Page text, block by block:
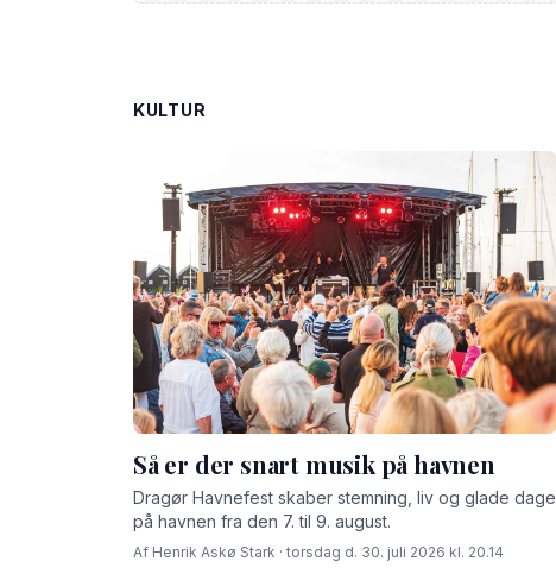
KULTUR
Så er der snart musik på havnen
Dragør Havnefest skaber stemning, liv og glade dage
på havnen fra den 7. til 9. august.
Af Henrik Askø Stark · torsdag d. 30. juli 2026 kl. 20.14